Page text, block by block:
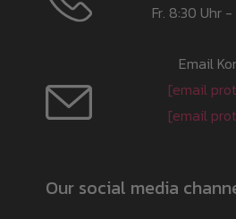
Fr. 8:30 Uhr
Email
[email
[email
Our social media